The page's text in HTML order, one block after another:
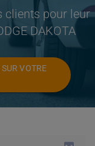
clients pour leur
DAKOTA
VOTRE